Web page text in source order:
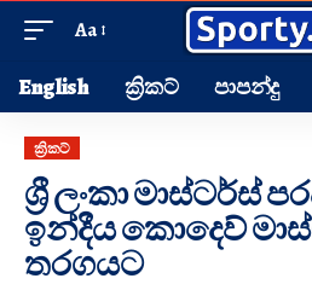
Aa
English ක්‍රිකට් පාපන්දු
ක්‍රිකට්
ශ්‍රී ලංකා මාස්ටර්ස්
ඉන්දීය කොදෙව්
තරගයට